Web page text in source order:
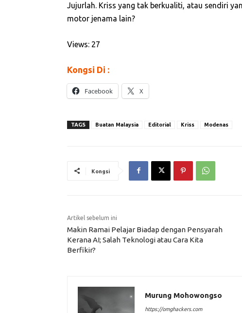
Jujurlah. Kriss yang tak berkualiti, atau sendiri
motor jenama lain?
Views: 27
Kongsi Di :
Facebook X
TAGS Buatan Malaysia Editorial Kriss Modenas
Kongsi
Artikel sebelum ini
Makin Ramai Pelajar Biadap dengan Pensyarah
Kerana AI; Salah Teknologi atau Cara Kita
Berfikir?
Murung Mohowongso
https://omghackers.com